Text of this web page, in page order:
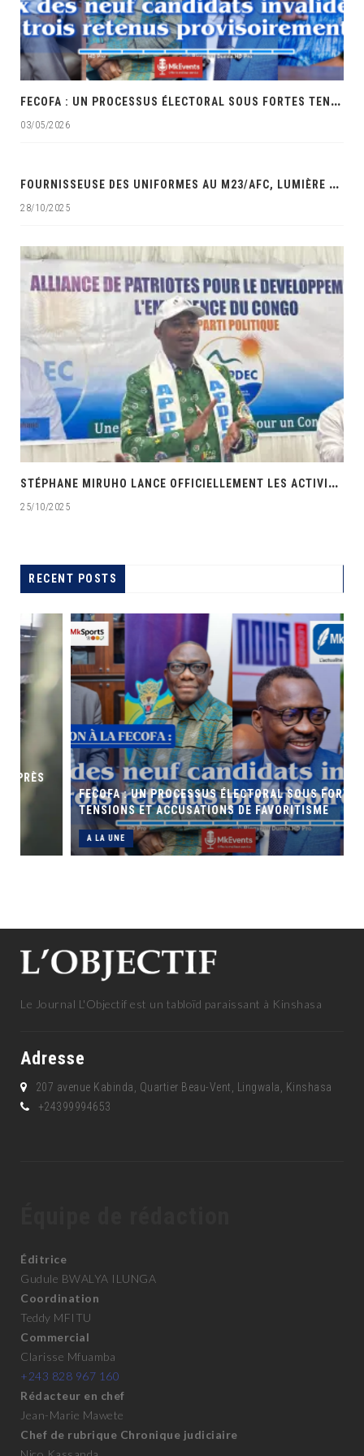
F
ECOFA : UN PROCESSUS ÉLECTORAL SOUS FORTES TENSIONS ET ACCUSATIONS DE FAVORITISME
03/05/2026
‎
FOURNISSEUSE DES UNIFORMES AU M23/AFC, LUMIÈRE MAUWA OCÉAN DANS LES VISEURS DES SERVICES DE SÉCURITÉ DE LA RDC‎
28/10/2025
‎
STÉPHANE MIRUHO LANCE OFFICIELLEMENT LES ACTIVITÉS DE L’ÉCOLE DE SON PARTI APDEC
25/10/2025
RECENT POSTS
FECOFA : UN PROCESSUS ÉLECTORAL SOUS FORTES
TENSIONS ET ACCUSATIONS DE FAVORITISME
Le Journal L'Objectif est un tabloïd paraissant à Kinshasa
Adresse
207 avenue Kabinda, Quartier Beau-Vent, Lingwala, Kinshasa
+24399994653
Éditrice
Gudule BWALYA ILUNGA
Coordination
Teddy MFITU
Commercial
Clarisse Mfuamba
+243 828 967 160
Rédacteur en chef
Jean-Marie Mawete
Chef de rubrique Chronique judiciaire